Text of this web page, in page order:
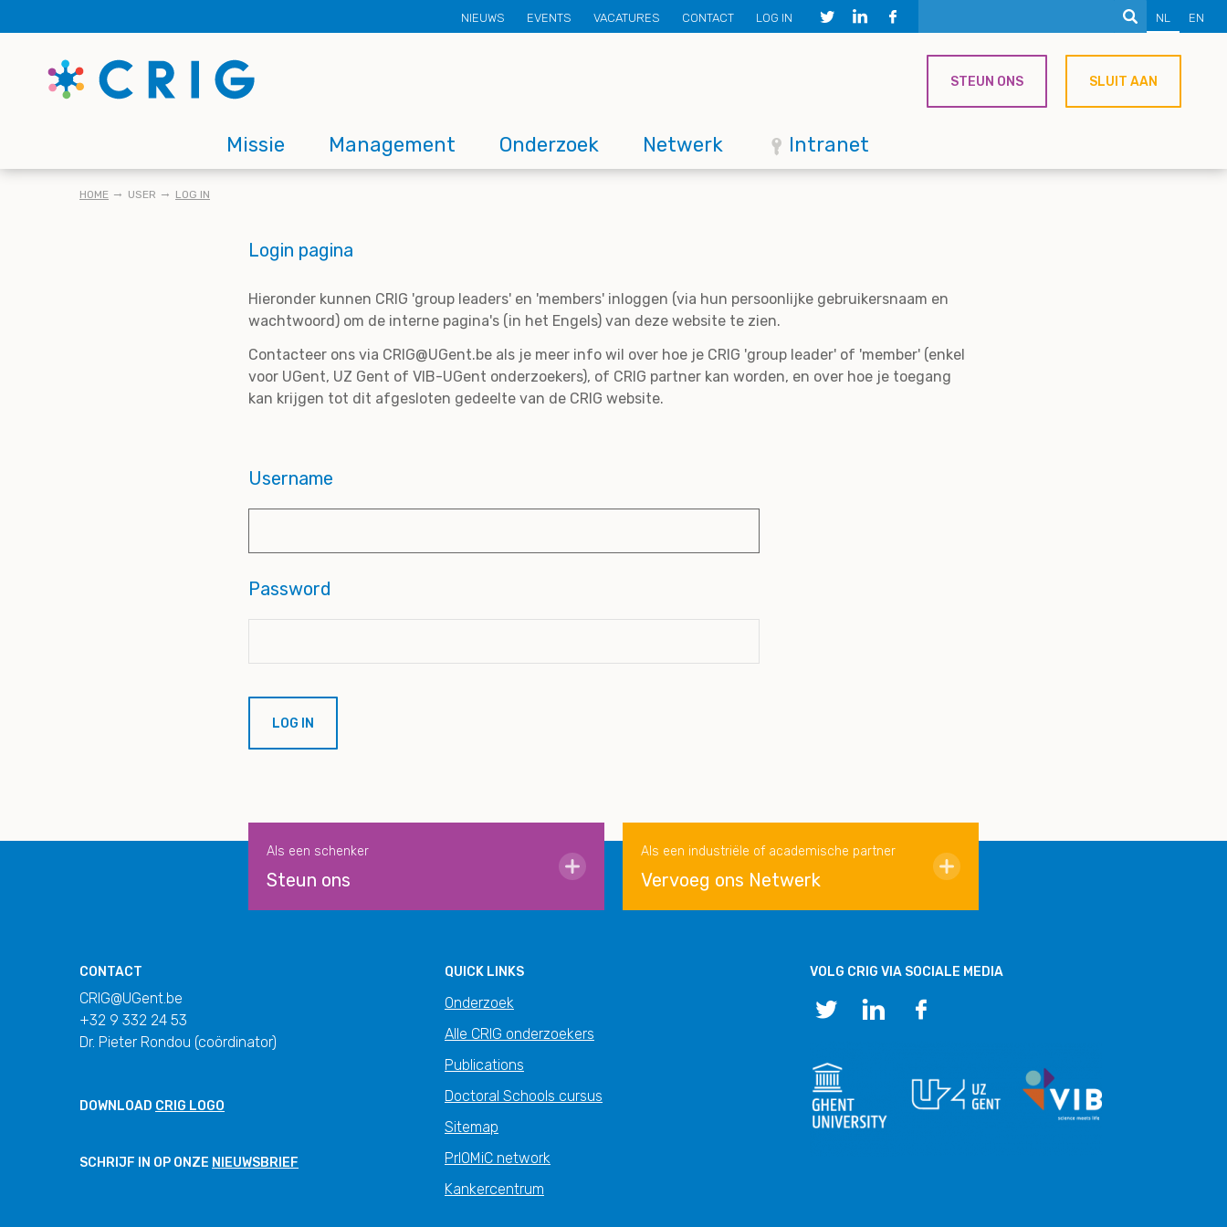
to
content
NL EN
Secondary
menu
NIEUWS EVENTS VACATURES CONTACT LOG IN
Main
navigation
Missie Management Onderzoek Netwerk Intranet
STEUN ONS SLUIT AAN
KRUIMELPAD
HOME USER LOG IN
Login pagina
Hieronder kunnen CRIG 'group leaders' en 'members' inloggen (via hun persoonlijke gebruikersnaam en
wachtwoord) om de interne pagina's (in het Engels) van deze website te zien.
Contacteer ons via CRIG@UGent.be als je meer info wil over hoe je CRIG 'group leader' of 'member' (enkel
voor UGent, UZ Gent of VIB-UGent onderzoekers), of CRIG partner kan worden, en over hoe je toegang
kan krijgen tot dit afgesloten gedeelte van de CRIG website.
Username
Password
Als een schenker
Steun ons
Als een industriële of academische partner
Vervoeg ons Netwerk
CONTACT
CRIG@UGent.be
+32 9 332 24 53
Dr. Pieter Rondou (coördinator)
DOWNLOAD CRIG LOGO
SCHRIJF IN OP ONZE NIEUWSBRIEF
QUICK LINKS
Onderzoek
Alle CRIG onderzoekers
Publications
Doctoral Schools cursus
Sitemap
PrIOMiC network
Kankercentrum
VOLG CRIG VIA SOCIALE MEDIA